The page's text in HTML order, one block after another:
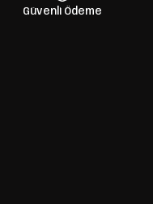
Güvenli Ödeme